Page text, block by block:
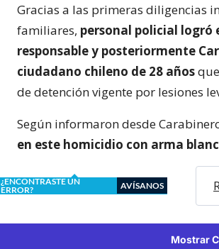
Gracias a las primeras diligencias
familiares, personal policial logró
responsable y posteriormente
ciudadano chileno de 28 años
de detención vigente por lesiones
Según informaron desde
en este homicidio con arma
¿ENCONTRASTE UN
ERROR?
AVÍSANOS
Mostrar